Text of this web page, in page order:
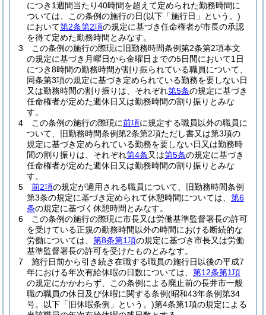
につき1週間当たり40時間を超えて定められた勤務時間に
ついては、この条例の施行の日(以下「施行日」という。)
において第2条第2項の規定に基づき任命権者が市長の承認
を得て定めた勤務時間とみなす。
3
この条例の施行の際現に旧勤務時間条例第2条第2項本文
の規定に基づき月曜日から金曜日までの5日間において1日
につき8時間の勤務時間が割り振られている職員について、
同条第3項の規定に基づき定められている勤務を要しない日
又は勤務時間の割り振りは、それぞれ第5条の規定に基づき
任命権者が定めた週休日又は勤務時間の割り振りとみな
す。
4
この条例の施行の際現に前項に規定する職員以外の職員に
ついて、旧勤務時間条例第2条第2項ただし書又は第3項の
規定に基づき定められている勤務を要しない日又は勤務時
間の割り振りは、それぞれ第4条又は第5条の規定に基づき
任命権者が定めた週休日又は勤務時間の割り振りとみな
す。
5
前2項の規定が適用される職員について、旧勤務時間条例
第3条の規定に基づき定められて休憩時間については、 第6
条の規定に基づく休憩時間とみなす。
6
この条例の施行の際現に市長又は労働基準監督署長の許可
を受けている正規の勤務時間以外の時間における断続的な
労働については、 第8条第1項の規定に基づき市長又は労働
基準監督署長の許可を受けたものとみなす。
7
施行日前から引き続き在職する職員の施行日以後の平成7
年における年次有給休暇の日数については、 第12条第1項
の規定にかかわらず、この条例による廃止前の長井市一般
職の職員の休日及び休暇に関する条例(昭和43年条例第34
号。以下「旧休暇条例」という。)第4条第1項の規定による